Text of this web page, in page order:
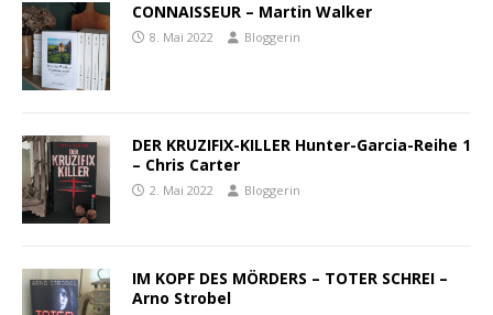
CONNAISSEUR – Martin Walker
8. Mai 2022 Bloggerin
DER KRUZIFIX-KILLER Hunter-Garcia-Reihe 1
– Chris Carter
2. Mai 2022 Bloggerin
IM KOPF DES MÖRDERS – TOTER SCHREI –
Arno Strobel